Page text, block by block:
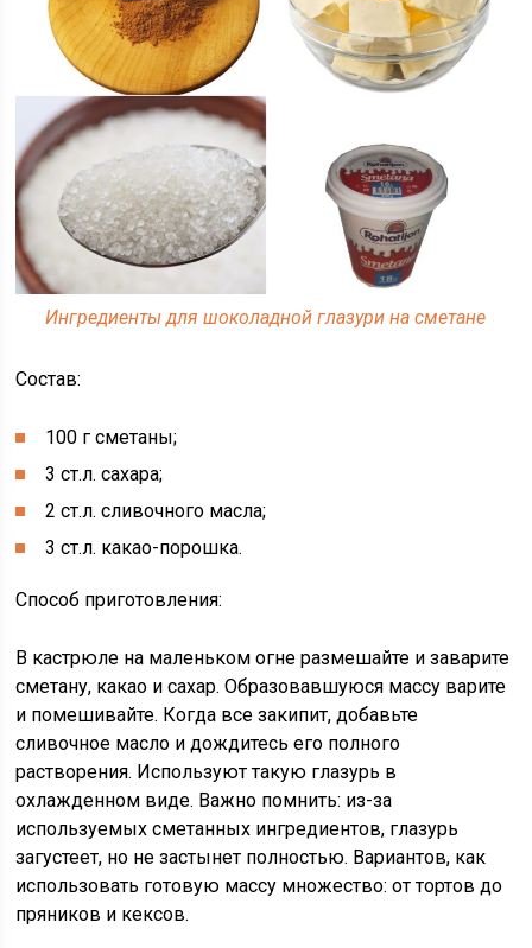
Ингредиенты для шоколадной глазури на сметане
Состав:
100 г сметаны;
3 ст.л. сахара;
2 ст.л. сливочного масла;
3 ст.л. какао-порошка.
Способ приготовления:
В кастрюле на маленьком огне размешайте и заварите
сметану, какао и сахар. Образовавшуюся массу варите
и помешивайте. Когда все закипит, добавьте
сливочное масло и дождитесь его полного
растворения. Используют такую глазурь в
охлажденном виде. Важно помнить: из-за
используемых сметанных ингредиентов, глазурь
загустеет, но не застынет полностью. Вариантов, как
использовать готовую массу множество: от тортов до
пряников и кексов.